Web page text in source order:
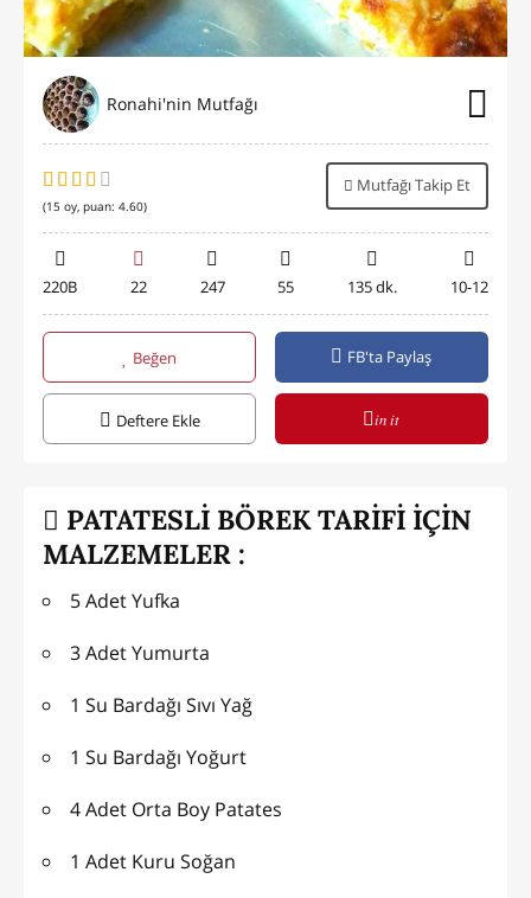
Ronahi'nin Mutfağı
(15 oy, puan: 4.60)
Mutfağı Takip Et
220B 22 247 55 135 dk. 10-12
Beğen FB'ta Paylaş
Deftere Ekle in it
PATATESLİ BÖREK TARİFİ İÇİN
MALZEMELER :
5 Adet Yufka
3 Adet Yumurta
1 Su Bardağı Sıvı Yağ
1 Su Bardağı Yoğurt
4 Adet Orta Boy Patates
1 Adet Kuru Soğan